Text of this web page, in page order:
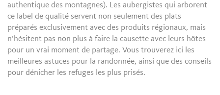
authentique des montagnes). Les aubergistes qui arborent
ce label de qualité servent non seulement des plats
préparés exclusivement avec des produits régionaux, mais
n’hésitent pas non plus à faire la causette avec leurs hôtes
pour un vrai moment de partage. Vous trouverez ici les
meilleures astuces pour la randonnée, ainsi que des conseils
pour dénicher les refuges les plus prisés.